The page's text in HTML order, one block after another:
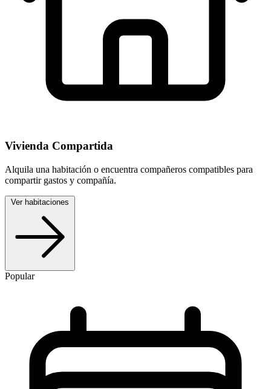
Vivienda Compartida
Alquila una habitación o encuentra compañeros compatibles para
compartir gastos y compañía.
Popular